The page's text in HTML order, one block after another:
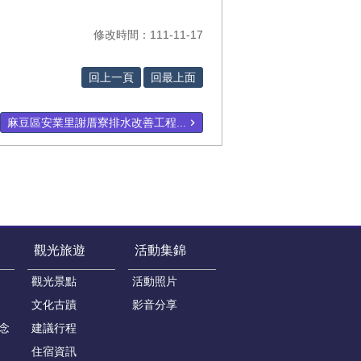
修改時間：111-11-17
回上一頁 回最上面
麻豆區安業里謝厝寮排水改善工程...
觀光旅遊
觀光景點
文化古蹟
建議行程
住宿資訊
活動集錦
活動照片
影音分享